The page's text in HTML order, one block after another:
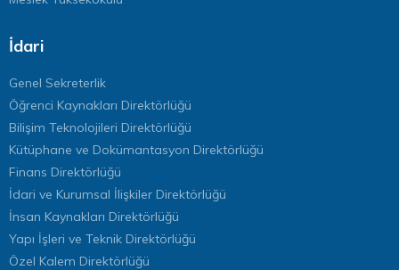
İdari
Genel Sekreterlik
Öğrenci Kaynakları Direktörlüğü
Bilişim Teknolojileri Direktörlüğü
Kütüphane ve Dokümantasyon Direktörlüğü
Finans Direktörlüğü
İdari ve Kurumsal İlişkiler Direktörlüğü
İnsan Kaynakları Direktörlüğü
Yapı İşleri ve Teknik Direktörlüğü
Özel Kalem Direktörlüğü